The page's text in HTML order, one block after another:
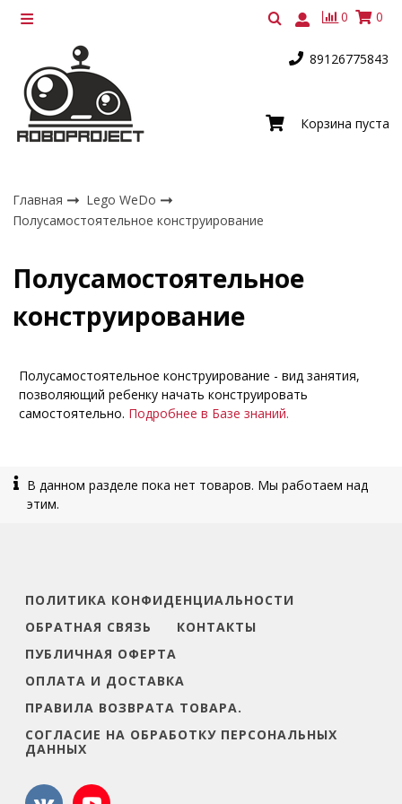
0 0
89126775843
Корзина пуста
Главная
Lego WeDo
Полусамостоятельное конструирование
Полусамостоятельное
конструирование
Полусамостоятельное конструирование - вид занятия,
позволяющий ребенку начать конструировать
самостоятельно. Подробнее в Базе знаний.
В данном разделе пока нет товаров. Мы работаем над
этим.
ПОЛИТИКА КОНФИДЕНЦИАЛЬНОСТИ
ОБРАТНАЯ СВЯЗЬ
КОНТАКТЫ
ПУБЛИЧНАЯ ОФЕРТА
ОПЛАТА И ДОСТАВКА
ПРАВИЛА ВОЗВРАТА ТОВАРА.
СОГЛАСИЕ НА ОБРАБОТКУ ПЕРСОНАЛЬНЫХ
ДАННЫХ